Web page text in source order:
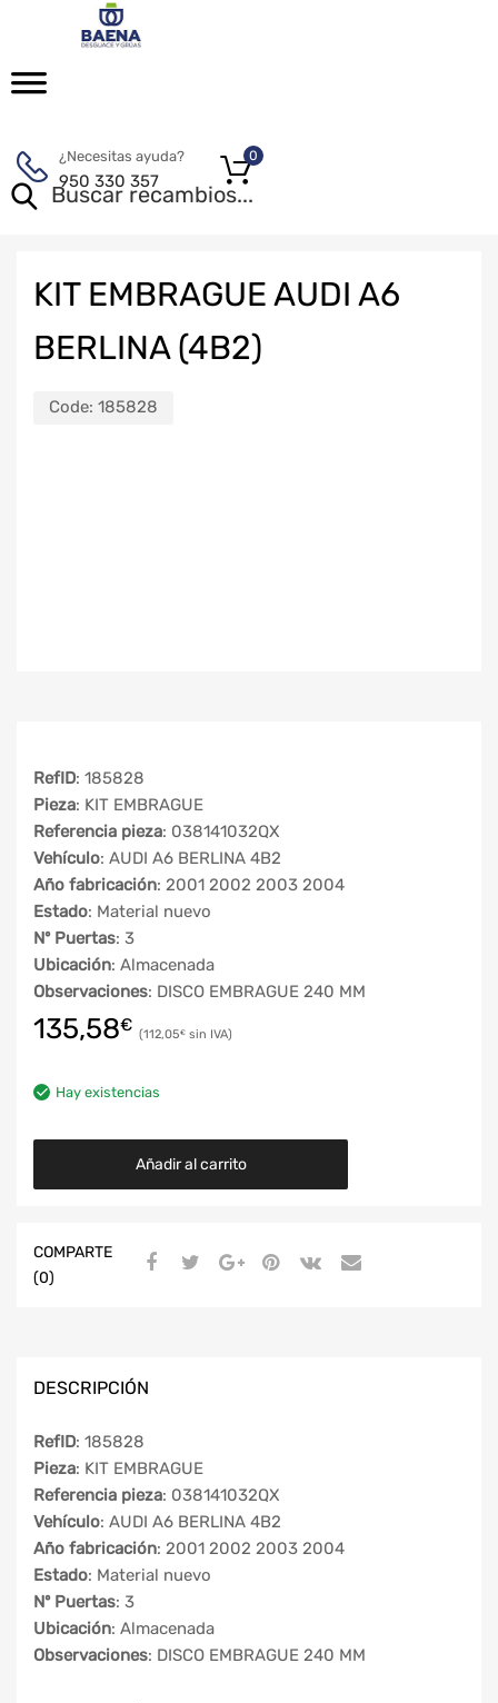
¿Necesitas ayuda?
950 330 357
0
KIT EMBRAGUE AUDI A6
BERLINA (4B2)
Code: 185828
RefID: 185828
Pieza: KIT EMBRAGUE
Referencia pieza: 038141032QX
Vehículo: AUDI A6 BERLINA 4B2
Año fabricación: 2001 2002 2003 2004
Estado: Material nuevo
Nº Puertas: 3
Ubicación: Almacenada
Observaciones: DISCO EMBRAGUE 240 MM
135,58€ 112,05€
Hay existencias
Añadir al carrito
COMPARTE
(0)
DESCRIPCIÓN
RefID: 185828
Pieza: KIT EMBRAGUE
Referencia pieza: 038141032QX
Vehículo: AUDI A6 BERLINA 4B2
Año fabricación: 2001 2002 2003 2004
Estado: Material nuevo
Nº Puertas: 3
Ubicación: Almacenada
Observaciones: DISCO EMBRAGUE 240 MM